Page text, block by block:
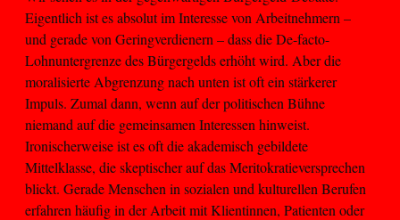
Eigentlich ist es absolut im Interesse von Arbeitnehmern –
und gerade von Geringverdienern – dass die De-facto-
Lohnuntergrenze des Bürgergelds erhöht wird. Aber die
moralisierte Abgrenzung nach unten ist oft ein stärkerer
Impuls. Zumal dann, wenn auf der politischen Bühne
niemand auf die gemeinsamen Interessen hinweist.
Ironischerweise ist es oft die akademisch gebildete
Mittelklasse, die skeptischer auf das Meritokratieversprechen
blickt. Gerade Menschen in sozialen und kulturellen Berufen
erfahren häufig in der Arbeit mit Klientinnen, Patienten oder